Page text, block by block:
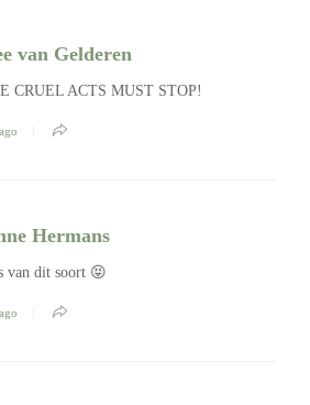
van Gelderen
CRUEL ACTS MUST STOP!
Hermans
van dit soort 😝